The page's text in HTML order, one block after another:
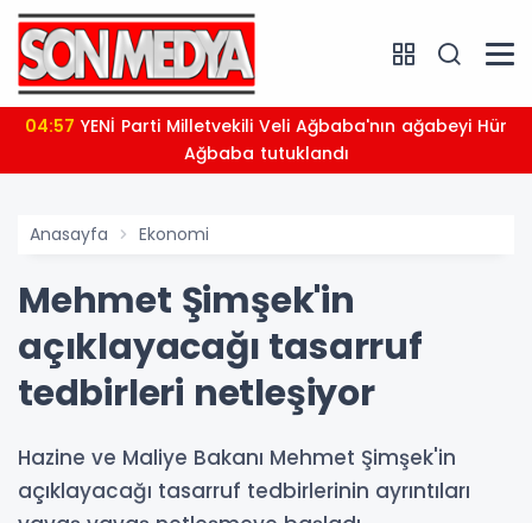
04:57
Ağbaba tutuklandı
Anasayfa Ekonomi
Mehmet Şimşek'in
açıklayacağı tasarruf
tedbirleri netleşiyor
Hazine ve Maliye Bakanı Mehmet Şimşek'in
açıklayacağı tasarruf tedbirlerinin ayrıntıları